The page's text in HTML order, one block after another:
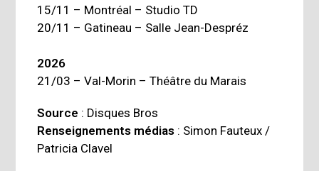
15/11 – Montréal – Studio TD
20/11 – Gatineau – Salle Jean-Despréz
2026
21/03 – Val-Morin – Théâtre du Marais
Source : Disques Bros
Renseignements médias : Simon Fauteux /
Patricia Clavel